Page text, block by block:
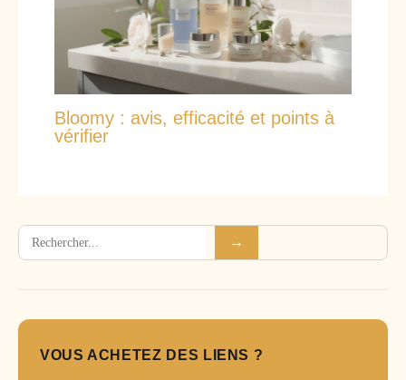
Bloomy : avis, efficacité et points à
vérifier
Rechercher →
VOUS ACHETEZ DES LIENS ?